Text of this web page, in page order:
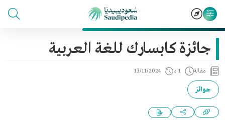
جائزة كابسارك للغة العربية
مقالة 1 د 13/11/2024
جوائز